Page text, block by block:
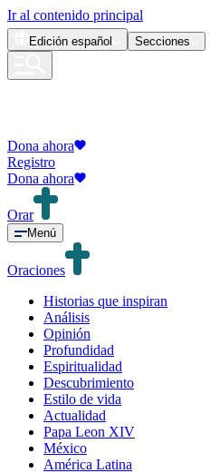
Ir al contenido principal
Edición español Secciones
Dona ahora
Registro
Dona ahora
Orar
Menú
Oraciones
Historias que inspiran
Análisis
Opinión
Profundidad
Espiritualidad
Descubrimiento
Estilo de vida
Actualidad
Papa Leon XIV
México
América Latina